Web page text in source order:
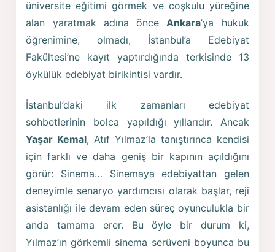
üniversite eğitimi görmek ve coşkulu yüreğine
alan yaratmak adına önceAnkara’ya hukuk
öğrenimine, olmadı, İstanbul’a Edebiyat
Fakültesi’ne kayıt yaptırdığında terkisinde 13
öykülük edebiyat birikintisi vardır.
İstanbul’daki ilk zamanları edebiyat
sohbetlerinin bolca yapıldığı yıllarıdır. Ancak
Yaşar Kemal, Atıf Yılmaz’la tanıştırınca kendisi
için farklı ve daha geniş bir kapının açıldığını
görür: Sinema… Sinemaya edebiyattan gelen
deneyimle senaryo yardımcısı olarak başlar, reji
asistanlığı ile devam eden süreç oyunculukla bir
anda tamama erer. Bu öyle bir durum ki,
Yılmaz’ın görkemli sinema serüveni boyunca bu